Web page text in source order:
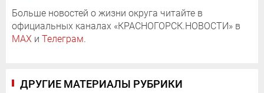
Больше новостей о жизни округа читайте в
официальных каналах «КРАСНОГОРСК.НОВОСТИ» в
MAX и Телеграм.
ДРУГИЕ МАТЕРИАЛЫ РУБРИКИ